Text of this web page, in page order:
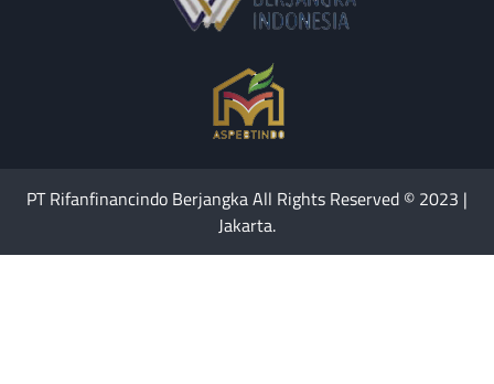
PT Rifanfinancindo Berjangka All Rights Reserved © 2023 |
Jakarta.